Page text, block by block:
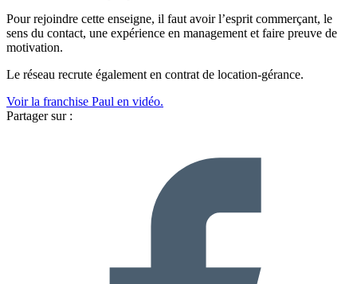
Pour rejoindre cette enseigne, il faut avoir l’esprit commerçant, le
sens du contact, une expérience en management et faire preuve de
motivation.
Le réseau recrute également en contrat de location-gérance.
Voir la franchise Paul en vidéo.
Partager sur :